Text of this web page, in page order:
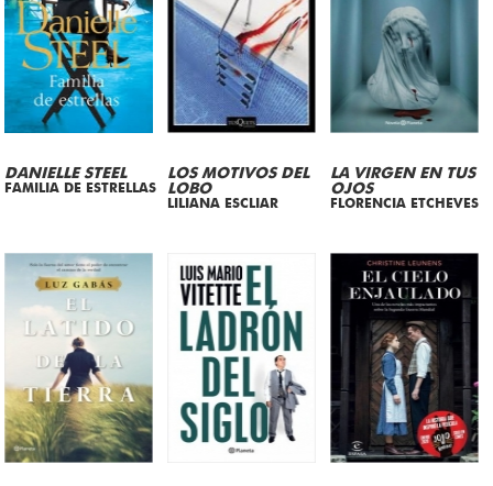
DANIELLE STEEL
FAMILIA DE ESTRELLAS
LOS MOTIVOS DEL
LOBO
LILIANA ESCLIAR
LA VIRGEN EN TUS
OJOS
FLORENCIA ETCHEVES